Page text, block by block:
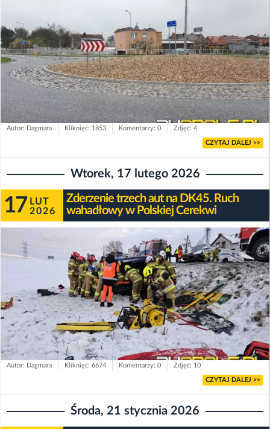
Autor: Dagmara Kliknięć: 1853 Komentarzy: 0 Zdjęć: 4
CZYTAJ DALEJ >>
Wtorek, 17 lutego 2026
17 LUT
2026
Zderzenie trzech aut na DK45. Ruch
wahadłowy w Polskiej Cerekwi
Autor: Dagmara Kliknięć: 6674 Komentarzy: 0 Zdjęć: 10
CZYTAJ DALEJ >>
Środa, 21 stycznia 2026